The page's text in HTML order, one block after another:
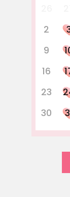
2
9
16
23
30